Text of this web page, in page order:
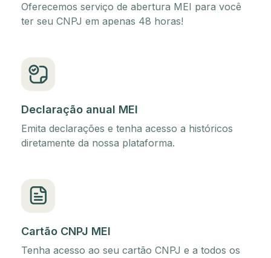
Oferecemos serviço de abertura MEI para você
ter seu CNPJ em apenas 48 horas!
Declaração anual MEI
Emita declarações e tenha acesso a históricos
diretamente da nossa plataforma.
Cartão CNPJ MEI
Tenha acesso ao seu cartão CNPJ e a todos os